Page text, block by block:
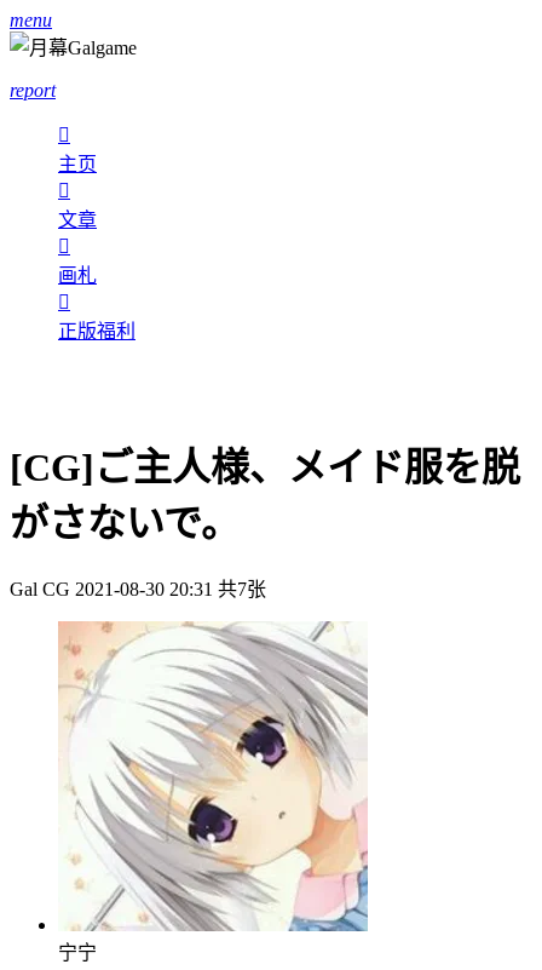
menu
report

主页

文章

画札

正版福利
[CG]ご主人様、メイド服を脱
がさないで。
Gal CG 2021-08-30 20:31 共7张
宁宁